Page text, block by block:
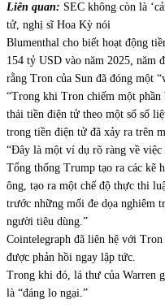
Liên quan: SEC không còn là
tử, nghị sĩ Hoa Kỳ nói
Blumenthal cho biết hoạt động
154 tỷ USD vào năm 2025, năm
rằng Tron của Sun đã đóng một
“Trong khi Tron chiếm một phần
thái tiền điện tử theo một số số
trong tiền điện tử đã xảy ra trên
“Đây là một ví dụ rõ ràng về
Tổng thống Trump tạo ra các kẽ
ông, tạo ra một chế độ thực thi
trước những mối đe dọa nghiêm
người tiêu dùng.”
Cointelegraph đã liên hệ với
được phản hồi ngay lập tức.
Trong khi đó, lá thư của Warren
là “đáng lo ngại.”